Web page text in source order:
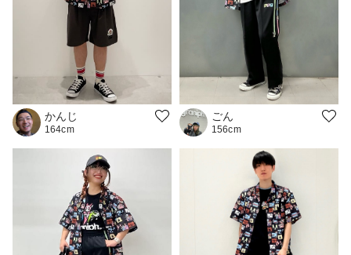
かんじ
164cm
ごん
156cm